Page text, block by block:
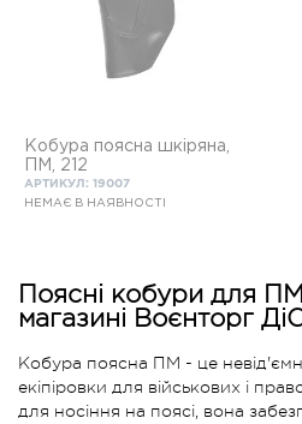
Кобура поясна шкіряна,
ПМ, 212
АРТИКУЛ: 19007
НЕМАЄ В НАЯВНОСТІ
Поясні кобури для
магазині Воєнторг
Кобура поясна ПМ - це
екіпіровки для військових і
для носіння на поясі, вона